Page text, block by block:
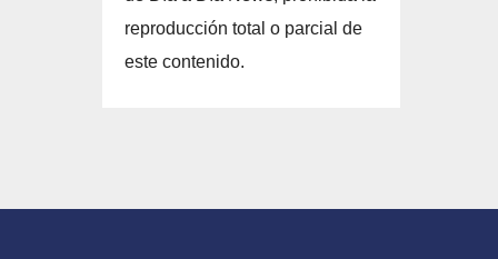
reproducción total o parcial de
este contenido.